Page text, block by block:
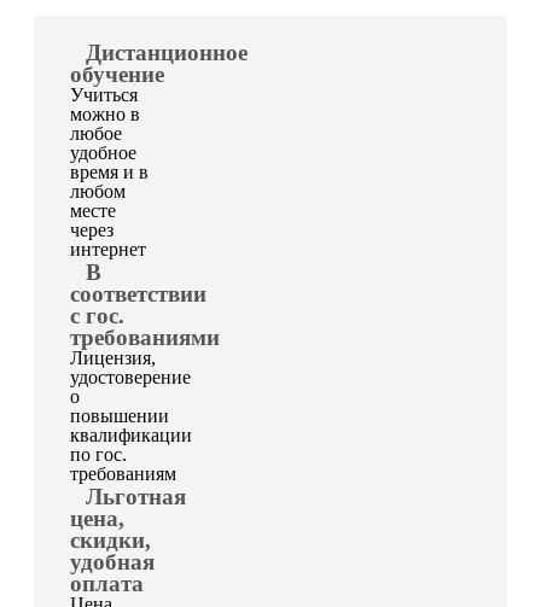
Дистанционное
обучение
Учиться
можно в
любое
удобное
время и в
любом
месте
через
интернет
В
соответствии
с гос.
требованиями
Лицензия,
удостоверение
о
повышении
квалификации
по гос.
требованиям
Льготная
цена,
скидки,
удобная
оплата